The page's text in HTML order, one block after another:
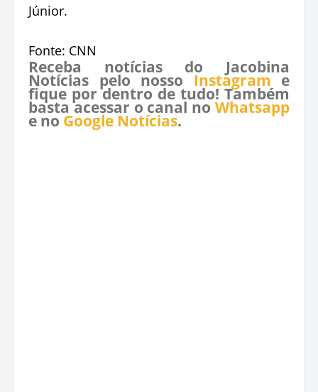
Júnior.
Fonte: CNN
Receba notícias do Jacobina
Notícias pelo nosso Instagram e
fique por dentro de tudo! Também
basta acessar o canal no Whatsapp
e no Google Notícias.